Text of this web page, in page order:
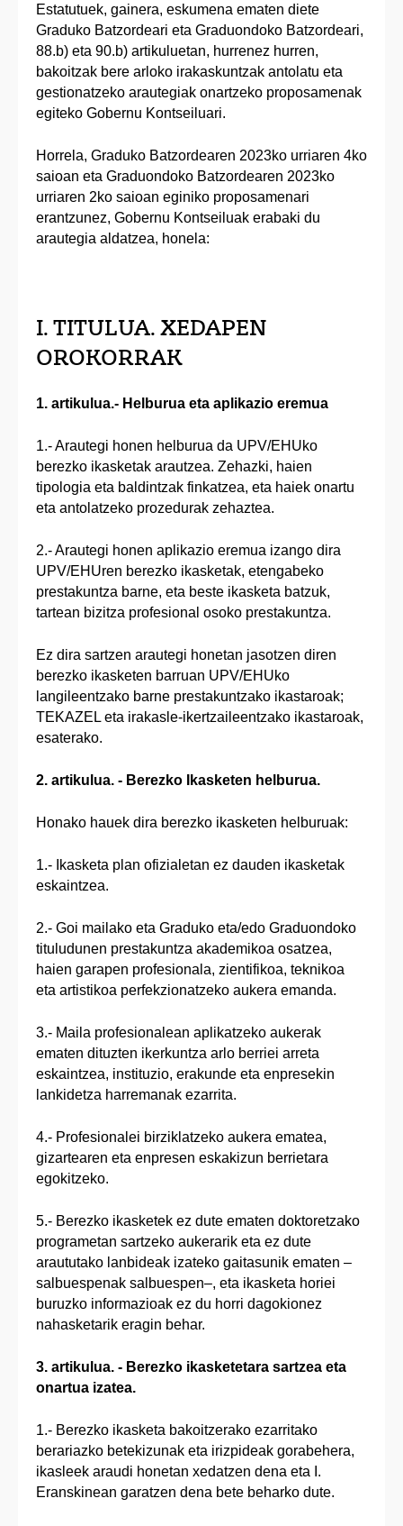
Estatutuek, gainera, eskumena ematen diete
Graduko Batzordeari eta Graduondoko Batzordeari,
88.b) eta 90.b) artikuluetan, hurrenez hurren,
bakoitzak bere arloko irakaskuntzak antolatu eta
gestionatzeko arautegiak onartzeko proposamenak
egiteko Gobernu Kontseiluari.
Horrela, Graduko Batzordearen 2023ko urriaren 4ko
saioan eta Graduondoko Batzordearen 2023ko
urriaren 2ko saioan eginiko proposamenari
erantzunez, Gobernu Kontseiluak erabaki du
arautegia aldatzea, honela:
I. TITULUA. XEDAPEN
OROKORRAK
1. artikulua.- Helburua eta aplikazio eremua
1.- Arautegi honen helburua da UPV/EHUko
berezko ikasketak arautzea. Zehazki, haien
tipologia eta baldintzak finkatzea, eta haiek onartu
eta antolatzeko prozedurak zehaztea.
2.- Arautegi honen aplikazio eremua izango dira
UPV/EHUren berezko ikasketak, etengabeko
prestakuntza barne, eta beste ikasketa batzuk,
tartean bizitza profesional osoko prestakuntza.
Ez dira sartzen arautegi honetan jasotzen diren
berezko ikasketen barruan UPV/EHUko
langileentzako barne prestakuntzako ikastaroak;
TEKAZEL eta irakasle-ikertzaileentzako ikastaroak,
esaterako.
2. artikulua. - Berezko Ikasketen helburua.
Honako hauek dira berezko ikasketen helburuak:
1.- Ikasketa plan ofizialetan ez dauden ikasketak
eskaintzea.
2.- Goi mailako eta Graduko eta/edo Graduondoko
tituludunen prestakuntza akademikoa osatzea,
haien garapen profesionala, zientifikoa, teknikoa
eta artistikoa perfekzionatzeko aukera emanda.
3.- Maila profesionalean aplikatzeko aukerak
ematen dituzten ikerkuntza arlo berriei arreta
eskaintzea, instituzio, erakunde eta enpresekin
lankidetza harremanak ezarrita.
4.- Profesionalei birziklatzeko aukera ematea,
gizartearen eta enpresen eskakizun berrietara
egokitzeko.
5.- Berezko ikasketek ez dute ematen doktoretzako
programetan sartzeko aukerarik eta ez dute
araututako lanbideak izateko gaitasunik ematen –
salbuespenak salbuespen–, eta ikasketa horiei
buruzko informazioak ez du horri dagokionez
nahasketarik eragin behar.
3. artikulua. - Berezko ikasketetara sartzea eta
onartua izatea.
1.- Berezko ikasketa bakoitzerako ezarritako
berariazko betekizunak eta irizpideak gorabehera,
ikasleek araudi honetan xedatzen dena eta I.
Eranskinean garatzen dena bete beharko dute.